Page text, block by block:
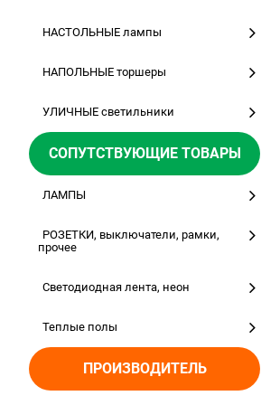
НАСТОЛЬНЫЕ лампы
НАПОЛЬНЫЕ торшеры
УЛИЧНЫЕ светильники
СОПУТСТВУЮЩИЕ ТОВАРЫ
ЛАМПЫ
РОЗЕТКИ, выключатели, рамки,
прочее
Светодиодная лента, неон
Теплые полы
ПРОИЗВОДИТЕЛЬ